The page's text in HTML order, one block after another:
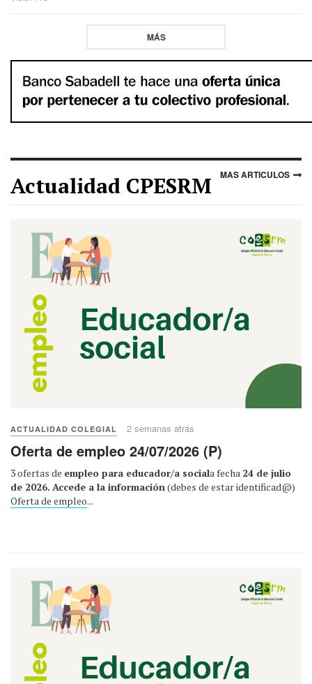
MÁS
Actualidad CPESRM MAS ARTICULOS
ACTUALIDAD COLEGIAL 2 semanas atrás
Oferta de empleo 24/07/2026 (P)
3 ofertas de empleo para educador/a sociala fecha 24 de julio
de 2026. Accede a la información (debes de estar identificad@)
Oferta de empleo...